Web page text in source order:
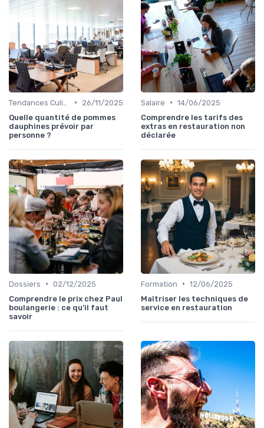
•
26/11/2025
Quelle quantité de pommes
dauphines prévoir par
personne ?
Salaire • 14/06/2025
Comprendre les tarifs des
extras en restauration non
déclarée
Dossiers • 02/12/2025
Comprendre le prix chez Paul
boulangerie : ce qu’il faut
savoir
Formation • 12/06/2025
Maîtriser les techniques de
service en restauration